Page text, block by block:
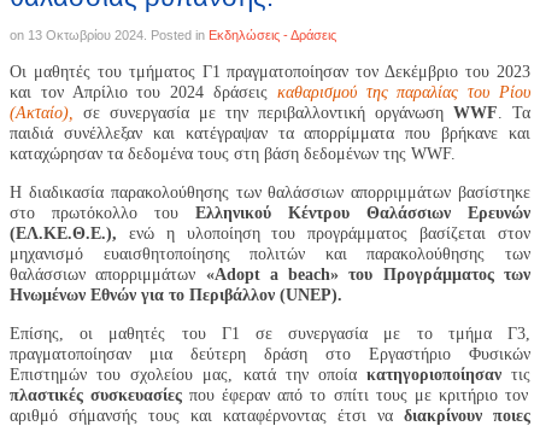
on 13 Οκτωβρίου 2024 . Posted in Εκδηλώσεις - Δράσεις
Οι μαθητές του τμήματος Γ1 πραγματοποίησαν τον Δεκέμβριο του 2023
και τον Απρίλιο του 2024 δράσεις καθαρισμού της παραλίας του Ρίου
(Ακταίο), σε συνεργασία με την περιβαλλοντική οργάνωση WWF. Τα
παιδιά συνέλλεξαν και κατέγραψαν τα απορρίμματα που βρήκανε και
καταχώρησαν τα δεδομένα τους στη βάση δεδομένων της WWF.
Η διαδικασία παρακολούθησης των θαλάσσιων απορριμμάτων βασίστηκε
στο πρωτόκολλο του Ελληνικού Κέντρου Θαλάσσιων Ερευνών
(ΕΛ.ΚΕ.Θ.Ε.), ενώ η υλοποίηση του προγράμματος βασίζεται στον
μηχανισμό ευαισθητοποίησης πολιτών και παρακολούθησης των
θαλάσσιων απορριμμάτων «Adopt a beach» του Προγράμματος των
Ηνωμένων Εθνών για το Περιβάλλον (UNEP).
Επίσης, οι μαθητές του Γ1 σε συνεργασία με το τμήμα Γ3,
πραγματοποίησαν μια δεύτερη δράση στο Εργαστήριο Φυσικών
Επιστημών του σχολείου μας, κατά την οποία κατηγοριοποίησαντις
πλαστικές συσκευασίες που έφεραν από το σπίτι τους με κριτήριο τον
αριθμό σήμανσής τους και καταφέρνοντας έτσι να διακρίνουν ποιες